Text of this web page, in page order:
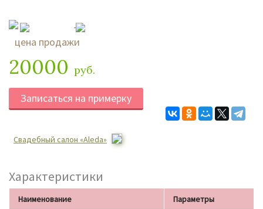
цена продажи
20000 руб.
Записаться на примерку
Свадебный салон «Aleda»
Характеристики
Наименование Параметры